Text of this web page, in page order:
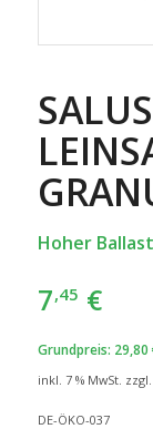
Hoher
7,45 €
Grundpreis: 29,80
inkl. 7 % MwSt. zzgl.
DE-ÖKO-037